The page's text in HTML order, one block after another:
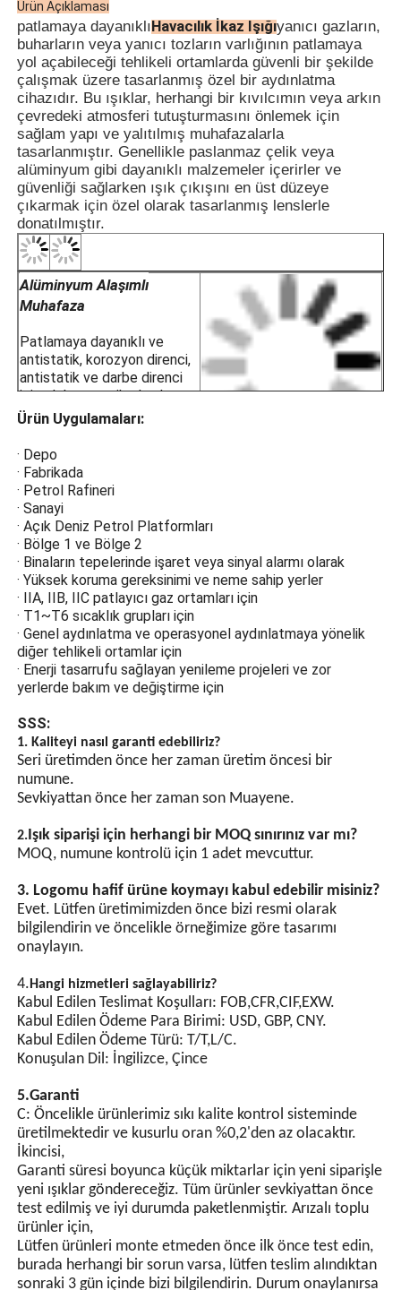
BAŞVURU
· Tahıl Siloları ve Un Değirmenleri
· Açık Deniz Sondaj Makinaları
· LNG İstasyonları
· Kömür Madenleri ve Tünel Altyapısı
· Tehlikeli Depolama Depoları
· Bölge 1 ve Bölge 2
· T1~T6 sıcaklık grupları için
· IIA, IIB, IIC patlayıcı gaz ortamları için
Ürün Açıklaması
patlamaya dayanıklıHavacılık İkaz Işığıyanıcı gazların,
buharların veya yanıcı tozların varlığının patlamaya
yol açabileceği tehlikeli ortamlarda güvenli bir şekilde
çalışmak üzere tasarlanmış özel bir aydınlatma
cihazıdır. Bu ışıklar, herhangi bir kıvılcımın veya arkın
çevredeki atmosferi tutuşturmasını önlemek için
sağlam yapı ve yalıtılmış muhafazalarla
tasarlanmıştır. Genellikle paslanmaz çelik veya
alüminyum gibi dayanıklı malzemeler içerirler ve
güvenliği sağlarken ışık çıkışını en üst düzeye
çıkarmak için özel olarak tasarlanmış lenslerle
donatılmıştır.
Muhafaza
Patlamaya dayanıklı ve
antistatik, korozyon direnci,
antistatik ve darbe direnci
için elektrostatik olarak
püskürtülmüş plastik yüzeye
sahip alüminyum alaşımlı
döküm gövde.
Temperli Cam
Yüksek mukavemetli
temperli camın patlamaya
aydınlatmadan kaynaklanan
ark kıvılcımlarının yanıcı
gazlarla temas ederek
önler.
Enerji Tasarruflu
Tasarım
LED yüksek parlaklıkta
lamba boncukları, LED çipli
enerji tasarruflu lamba
boncukları yüksek
parlaklığa sahiptir ve
sıradan lamba
boncuklarından daha fazla
enerji tasarrufludur.
GPS
Senkronizasyonu(İsteğe
Entegre çip ve çoklu
koruma devreleriyle
otomatik anahtar kontrolü.
Senkronizasyon sinyal
hatları aracılığıyla birden
fazla lambanın senkronize
yanıp sönmesi sağlanabilir.
Ürün Uygulamaları:
· Depo
· Fabrikada
· Petrol Rafineri
· Sanayi
· Açık Deniz Petrol Platformları
· Bölge 1 ve Bölge 2
· Yüksek koruma gereksinimi ve neme sahip yerler
· IIA, IIB, IIC patlayıcı gaz ortamları için
· T1~T6 sıcaklık grupları için
· Genel aydınlatma ve operasyonel aydınlatmaya yönelik
diğer tehlikeli ortamlar için
yerlerde bakım ve değiştirme için
1. Kaliteyi nasıl garanti edebiliriz?
Seri üretimden önce her zaman üretim öncesi bir
numune.
Sevkiyattan önce her zaman son Muayene.
2.Işık siparişi için herhangi bir MOQ sınırınız var mı?
MOQ, numune kontrolü için 1 adet mevcuttur.
3. Logomu hafif ürüne koymayı kabul edebilir misiniz?
Evet. Lütfen üretimimizden önce bizi resmi olarak
onaylayın.
4.Hangi hizmetleri sağlayabiliriz?
Kabul Edilen Teslimat Koşulları: FOB,CFR,CIF,EXW.
Kabul Edilen Ödeme Para Birimi: USD, GBP, CNY.
Kabul Edilen Ödeme Türü: T/T,L/C.
Konuşulan Dil: İngilizce, Çince
5.Garanti
C: Öncelikle ürünlerimiz sıkı kalite kontrol sisteminde
üretilmektedir ve kusurlu oran %0,2'den az olacaktır.